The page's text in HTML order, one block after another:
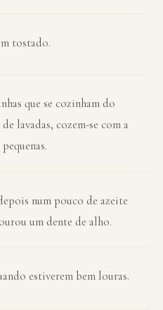
tostado.
que se cozinham do
lavadas, cozem-se com a
num pouco de azeite
um dente de alho.
estiverem bem louras.